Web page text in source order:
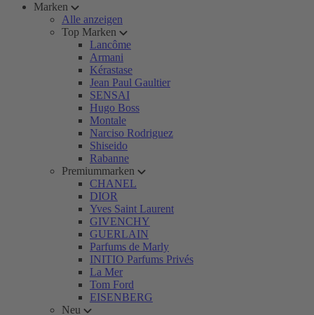
Marken
Alle anzeigen
Top Marken
Lancôme
Armani
Kérastase
Jean Paul Gaultier
SENSAI
Hugo Boss
Montale
Narciso Rodriguez
Shiseido
Rabanne
Premiummarken
CHANEL
DIOR
Yves Saint Laurent
GIVENCHY
GUERLAIN
Parfums de Marly
INITIO Parfums Privés
La Mer
Tom Ford
EISENBERG
Neu